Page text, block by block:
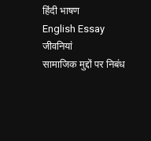
हिंदी भाषण
English Essay
जीवनियां
सामाजिक मुद्दों पर निबंध